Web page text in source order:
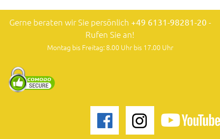
Gerne beraten wir Sie persönlich +49 6131-98281-20 -
Rufen Sie an!
Montag bis Freitag: 8.00 Uhr bis 17.00 Uhr